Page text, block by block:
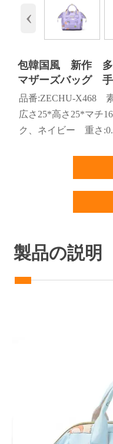
‹
包韓国風 新作
マザーズバッグ
品番:ZECHU-X468
広さ25*高さ25*マチ
ク、ネイビー 重さ
製品の説明